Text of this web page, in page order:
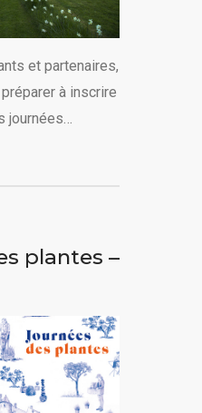
et partenaires,
à inscrire
journées…
plantes –